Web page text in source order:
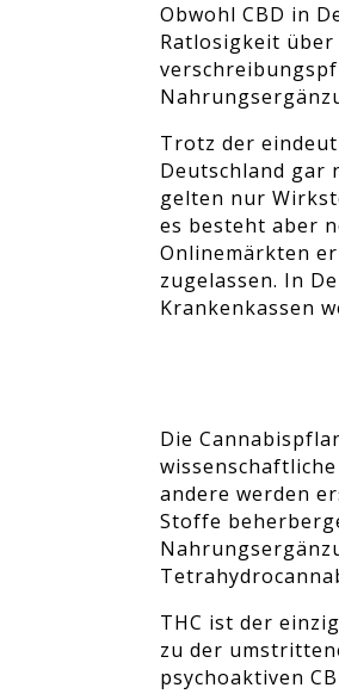
Obwohl CBD in
Ratlosigkeit
Trotz der
Deutschland gar
gelten nur
es besteht aber
Onlinemärkten
zugelassen. In
Krankenkassen
Die
andere werden
Stoffe
THC ist der
zu der
psychoaktiven